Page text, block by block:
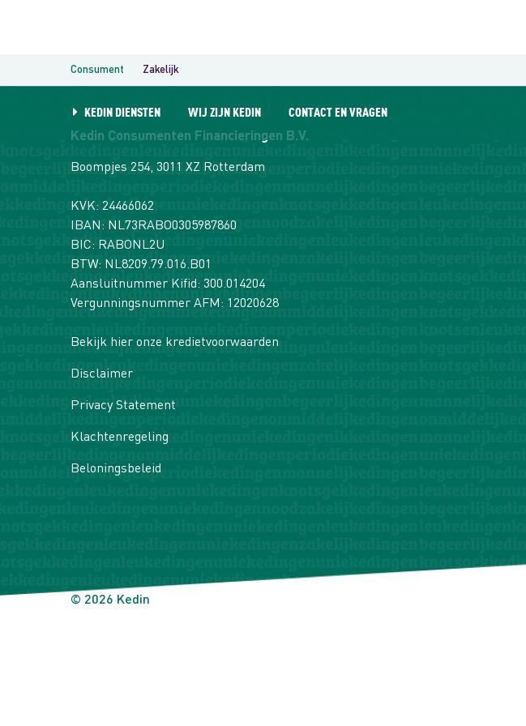
Consument Zakelijk
KEDIN DIENSTEN WIJ ZIJN KEDIN CONTACT EN VRAGEN
Kedin Consumenten Financieringen B.V.
Boompjes 254, 3011 XZ Rotterdam
KVK: 24466062
IBAN: NL73RABO0305987860
BIC: RABONL2U
BTW: NL8209.79.016.B01
Aansluitnummer Kifid: 300.014204
Vergunningsnummer AFM: 12020628
Bekijk hier onze kredietvoorwaarden
Disclaimer
Privacy Statement
Klachtenregeling
Beloningsbeleid
© 2026 Kedin